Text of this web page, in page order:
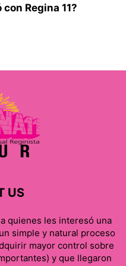
con Regina 11?
US
quienes les interesó una
simple y natural proceso
mayor control sobre
y que llegaron